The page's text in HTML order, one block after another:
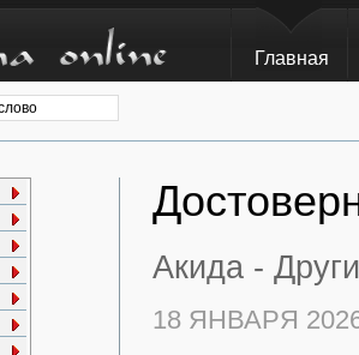
Главная
Акида -
18 ЯНВАРЯ